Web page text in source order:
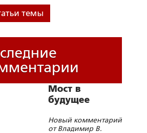
темы
Мост в
будущее
Новый комментарий
от Владимир В.